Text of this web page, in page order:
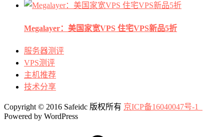
Megalayer：美国家宽VPS 住宅VPS新品5折
服务器测评
VPS测评
主机推荐
技术分享
Copyright © 2016 Safeidc 版权所有 京ICP备16040047号-1
Powered by WordPress